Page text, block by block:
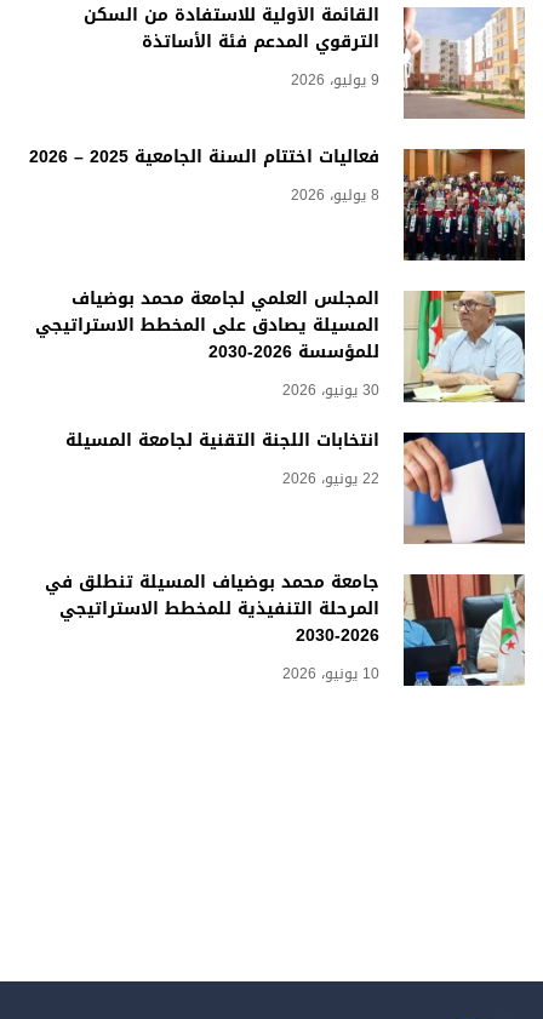
القائمة الأولية للاستفادة من السكن
الترقوي المدعم فئة الأساتذة
9 يوليو، 2026
فعاليات اختتام السنة الجامعية 2025 – 2026
8 يوليو، 2026
المجلس العلمي لجامعة محمد بوضياف
المسيلة يصادق على المخطط الاستراتيجي
للمؤسسة 2026-2030
30 يونيو، 2026
انتخابات اللجنة التقنية لجامعة المسيلة
22 يونيو، 2026
جامعة محمد بوضياف المسيلة تنطلق في
المرحلة التنفيذية للمخطط الاستراتيجي
2026-2030
10 يونيو، 2026